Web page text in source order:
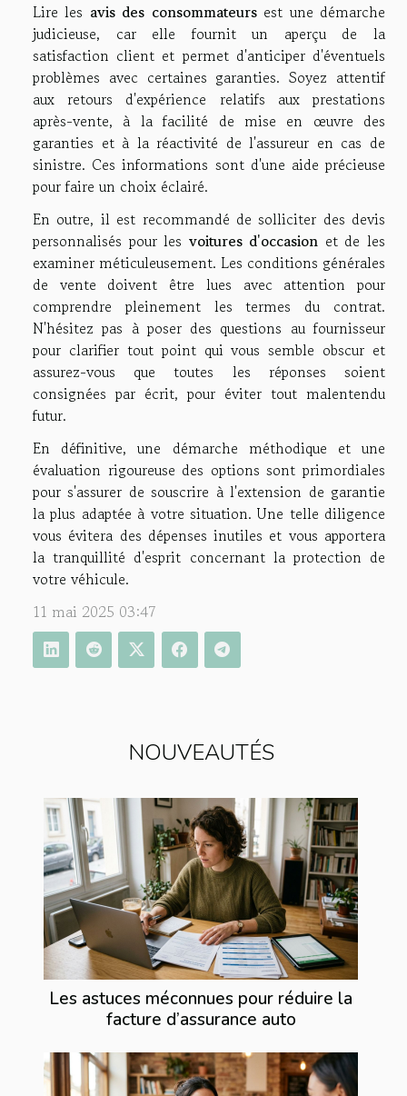
NOUVEAUTÉS
Les astuces méconnues pour réduire la
facture d’assurance auto
Lire les avis des consommateursest une démarche
judicieuse, car elle fournit un aperçu de la
satisfaction client et permet d'anticiper d'éventuels
problèmes avec certaines garanties. Soyez attentif
aux retours d'expérience relatifs aux prestations
après-vente, à la facilité de mise en œuvre des
garanties et à la réactivité de l'assureur en cas de
sinistre. Ces informations sont d'une aide précieuse
pour faire un choix éclairé.
En outre, il est recommandé de solliciter des devis
personnalisés pour les voitures d'occasion et de les
examiner méticuleusement. Les conditions générales
de vente doivent être lues avec attention pour
comprendre pleinement les termes du contrat.
N'hésitez pas à poser des questions au fournisseur
pour clarifier tout point qui vous semble obscur et
assurez-vous que toutes les réponses soient
consignées par écrit, pour éviter tout malentendu
futur.
En définitive, une démarche méthodique et une
évaluation rigoureuse des options sont primordiales
pour s'assurer de souscrire à l'extension de garantie
la plus adaptée à votre situation. Une telle diligence
vous évitera des dépenses inutiles et vous apportera
la tranquillité d'esprit concernant la protection de
votre véhicule.
11 mai 2025 03:47